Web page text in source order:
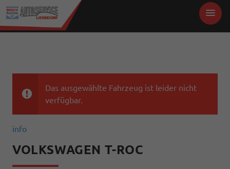
Das ausgewählte Fahrzeug ist leider nicht
verfügbar.
info
VOLKSWAGEN T-ROC